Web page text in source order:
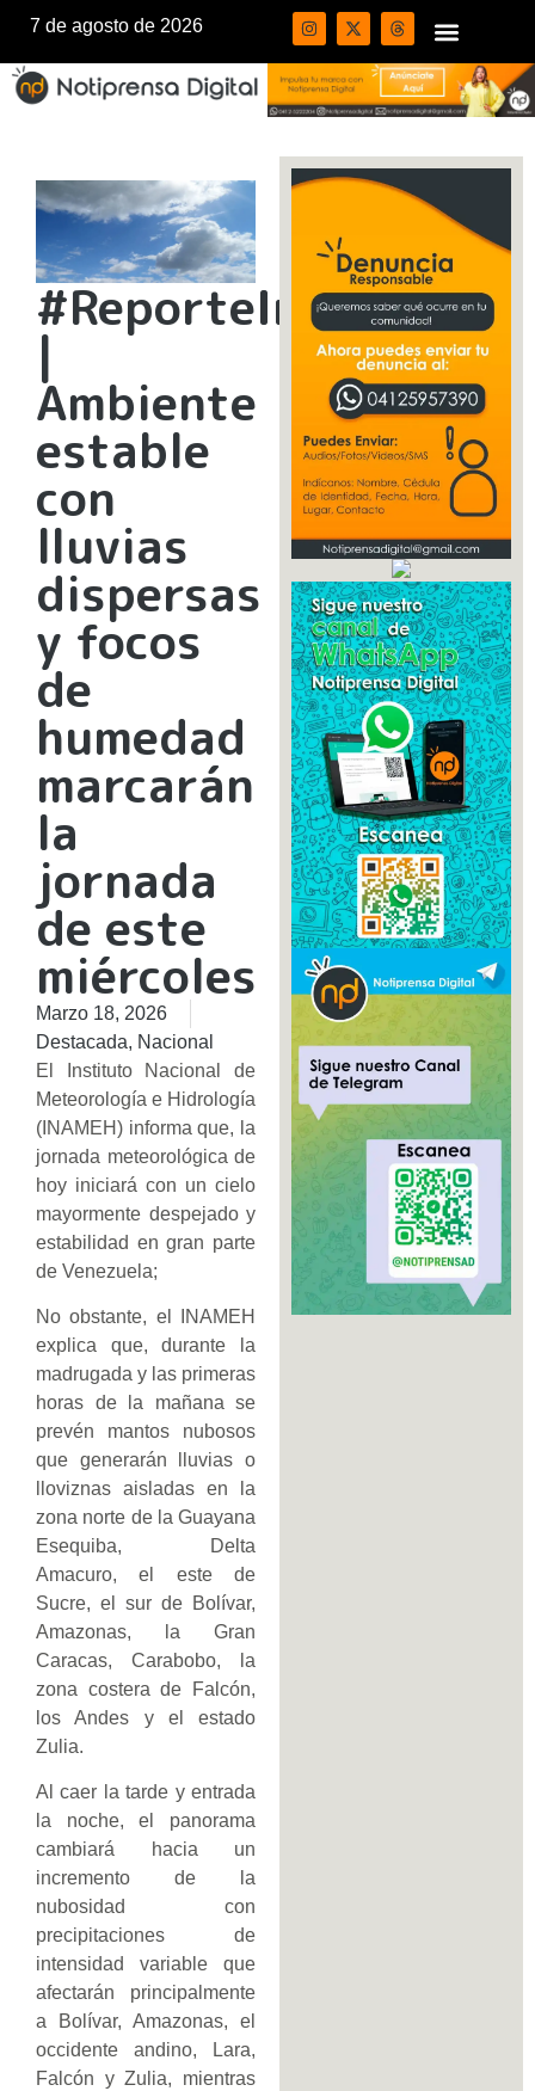
7 de agosto de 2026
#ReporteInameh
|
Ambiente
estable
con
lluvias
dispersas
y focos
de
humedad
marcarán
la
jornada
de este
miércoles
Marzo 18, 2026
Destacada, Nacional
El Instituto Nacional de
Meteorología e Hidrología
(INAMEH) informa que, la
jornada meteorológica de
hoy iniciará con un cielo
mayormente despejado y
estabilidad en gran parte
de Venezuela;
No obstante, el INAMEH
explica que, durante la
madrugada y las primeras
horas de la mañana se
prevén mantos nubosos
que generarán lluvias o
lloviznas aisladas en la
zona norte de la Guayana
Esequiba, Delta
Amacuro, el este de
Sucre, el sur de Bolívar,
Amazonas, la Gran
Caracas, Carabobo, la
zona costera de Falcón,
los Andes y el estado
Zulia.
Al caer la tarde y entrada
la noche, el panorama
cambiará hacia un
incremento de la
nubosidad con
precipitaciones de
intensidad variable que
afectarán principalmente
a Bolívar, Amazonas, el
occidente andino, Lara,
Falcón y Zulia, mientras